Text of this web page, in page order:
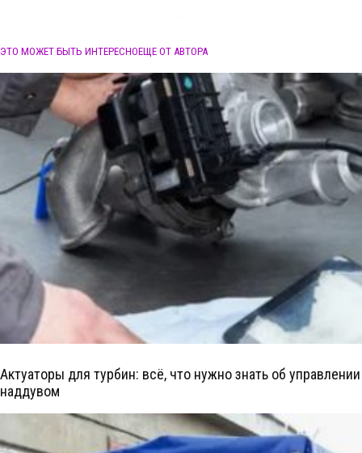
ЭТО МОЖЕТ БЫТЬ ИНТЕРЕСНОЕЩЕ ОТ АВТОРА
Актуаторы для турбин: всё, что нужно знать об управлении
наддувом